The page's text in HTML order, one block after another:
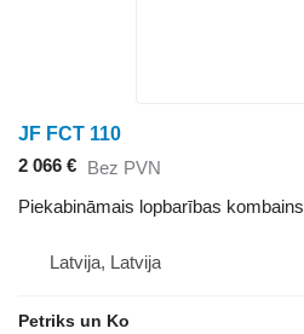
JF FCT 110
2 066 € Bez PVN
Piekabināmais lopbarības kombains
Latvija, Latvija
Petriks un Ko